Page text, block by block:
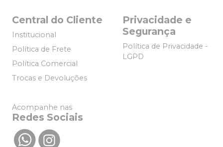
Central do Cliente
Institucional
Política de Frete
Política Comercial
Trocas e Devoluções
Privacidade e
Segurança
Política de Privacidade -
LGPD
Acompanhe nas
Redes Sociais